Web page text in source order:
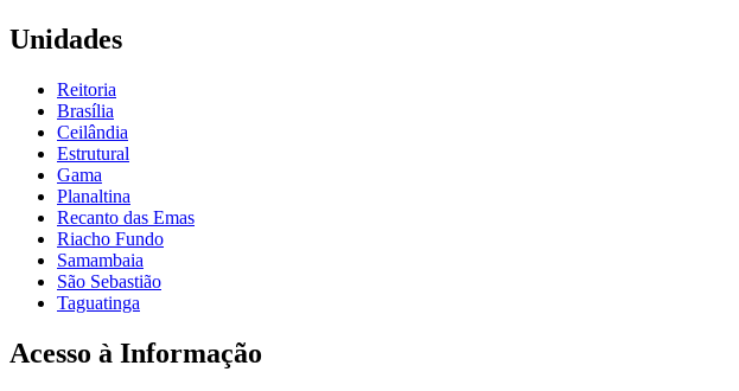
Unidades
Reitoria
Brasília
Ceilândia
Estrutural
Gama
Planaltina
Recanto das Emas
Riacho Fundo
Samambaia
São Sebastião
Taguatinga
Acesso à Informação